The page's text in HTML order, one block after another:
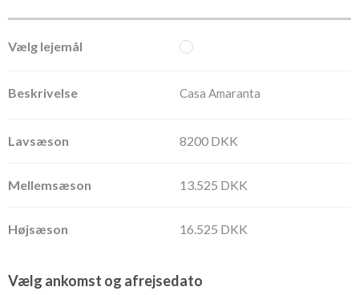
Casa Amaranta
8200 DKK
13.525 DKK
16.525 DKK
Vælg ankomst og afrejsedato